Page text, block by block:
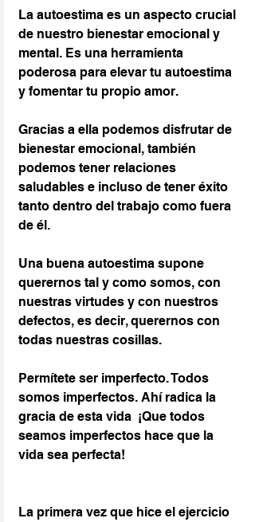
La autoestima es un aspecto crucial
de nuestro bienestar emocional y
mental. Es una herramienta
poderosa para elevar tu autoestima
y fomentar tu propio amor.
Gracias a ella podemos disfrutar de
bienestar emocional, también
podemos tener relaciones
saludables e incluso de tener éxito
tanto dentro del trabajo como fuera
de él.
Una buena autoestima supone
querernos tal y como somos, con
nuestras virtudes y con nuestros
defectos, es decir, querernos con
todas nuestras cosillas.
Permítete ser imperfecto. Todos
somos imperfectos. Ahí radica la
gracia de esta vida  ¡Que todos
seamos imperfectos hace que la
vida sea perfecta!
La primera vez que hice el ejercicio